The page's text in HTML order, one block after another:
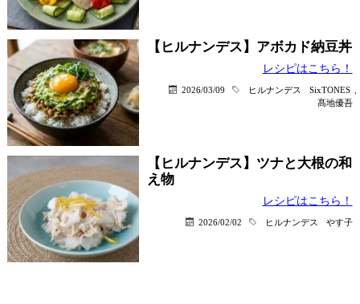
【ヒルナンデス】アボカド納豆丼
レシピはこちら！
2026/03/09 ヒルナンデス SixTONES
髙地優吾
【ヒルナンデス】ツナと大根の和
え物
レシピはこちら！
2026/02/02 ヒルナンデス やす子